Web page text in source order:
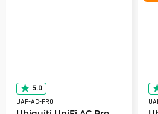
5.0
UAP-AC-PRO